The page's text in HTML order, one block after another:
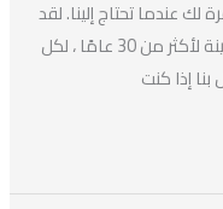
لك عندما تحتاج إلينا. لقد
قدمنا ​​خدمات فنى تكييف الهواء إلى المدينة لأكثر من 30 عامًا ، لكل
إذا كنت